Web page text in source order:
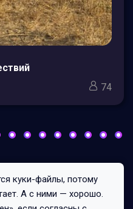
74
© 2026
куки-файлы, потому
А с ними — хорошо.